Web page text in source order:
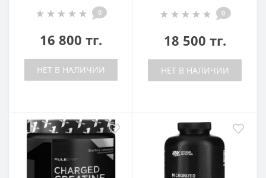
0
16 800 тг.
НЕТ В НАЛИЧИИ
0
18 500 тг.
НЕТ В НАЛИЧИИ